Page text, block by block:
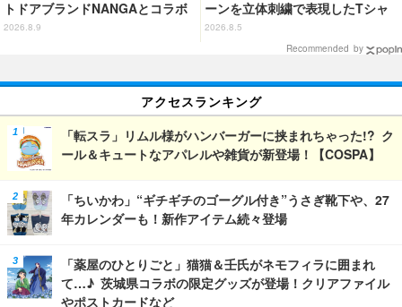
トドアブランドNANGAとコラボ
したアパレルがカッコいい！ 日
2026.8.9
ーンを立体刺繍で表現したTシャ
ツ登場
2026.8.5
Recommended by
アクセスランキング
「転スラ」リムル様がハンバーガーに挟まれちゃった!? ク
ール＆キュートなアパレルや雑貨が新登場！【COSPA】
「ちいかわ」“ギチギチのゴーグル付き”うさぎ靴下や、27
年カレンダーも！新作アイテム続々登場
「薬屋のひとりごと」猫猫＆壬氏がネモフィラに囲まれ
て…♪ 茨城県コラボの限定グッズが登場！クリアファイル
やポストカードなど